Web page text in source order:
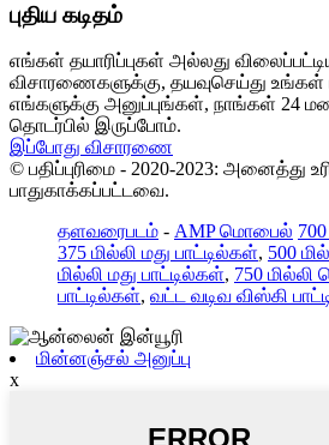
புதிய கடிதம்
எங்கள் தயாரிப்புகள் அல்லது
விசாரணைகளுக்கு, தயவுசெய்து
எங்களுக்கு அனுப்புங்கள், நாங்கள் 24
தொடர்பில் இருப்போம்.
இப்போது விசாரணை
© பதிப்புரிமை - 2020-2023: அனைத்து
பாதுகாக்கப்பட்டவை.
தளவரைபடம் - AMP மொபைல்
375 மில்லி மது பாட்டில்கள், 500
மில்லி மது பாட்டில்கள், 750
பாட்டில்கள், வட்ட வடிவ விஸ்கி
மின்னஞ்சல் அனுப்பு
x